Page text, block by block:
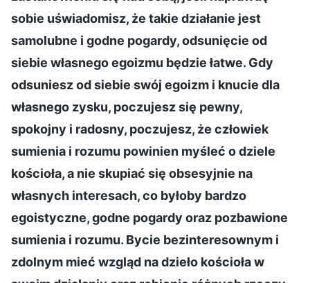
sobie uświadomisz, że takie działanie jest
samolubne i godne pogardy, odsunięcie od
siebie własnego egoizmu będzie łatwe. Gdy
odsuniesz od siebie swój egoizm i knucie dla
własnego zysku, poczujesz się pewny,
spokojny i radosny, poczujesz, że człowiek
sumienia i rozumu powinien myśleć o dziele
kościoła, a nie skupiać się obsesyjnie na
własnych interesach, co byłoby bardzo
egoistyczne, godne pogardy oraz pozbawione
sumienia i rozumu. Bycie bezinteresownym i
zdolnym mieć wzgląd na dzieło kościoła w